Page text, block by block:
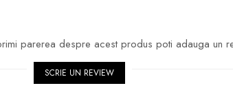
parerea despre acest produs poti adauga un
SCRIE UN REVIEW